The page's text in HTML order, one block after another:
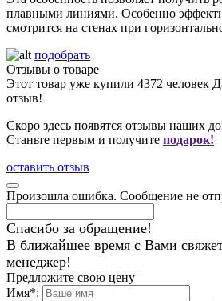
плавными линиями. Особенно
смотрится на стенах при
подобрать
Отзывы о товаре
Этот товар уже купили 4372 человек
отзыв!
Скоро здесь появятся отзывы наших
Станьте первым и получите подарок!
оставить отзыв
Произошла ошибка. Сообщение не
Спасибо за обращение!
В ближайшее время с Вами
менеджер!
Предложите свою цену
Имя*: